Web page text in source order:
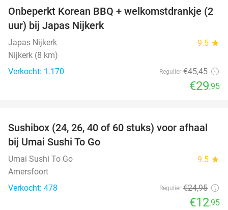
34%
Onbeperkt Korean BBQ + welkomstdrankje (2
uur) bij Japas Nijkerk
Japas Nijkerk 9.5 star
Nijkerk (8 km)
Verkocht: 1.170
Regulier €45,45
€29,95
48%
Sushibox (24, 26, 40 of 60 stuks) voor afhaal
bij Umai Sushi To Go
Umai Sushi To Go 9.5 star
Amersfoort
Verkocht: 478
Regulier €24,95
€12,95